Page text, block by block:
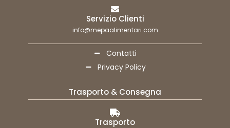
Servizio Clienti
info@mepaalimentari.com
Contatti
Privacy Policy
Trasporto & Consegna
Trasporto